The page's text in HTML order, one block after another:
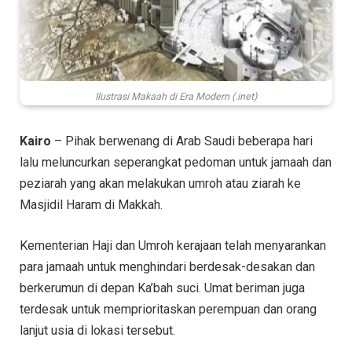
Ilustrasi Makaah di Era Modern (.inet)
Kairo – Pihak berwenang di Arab Saudi beberapa hari
lalu meluncurkan seperangkat pedoman untuk jamaah dan
peziarah yang akan melakukan umroh atau ziarah ke
Masjidil Haram di Makkah.
Kementerian Haji dan Umroh kerajaan telah menyarankan
para jamaah untuk menghindari berdesak-desakan dan
berkerumun di depan Ka’bah suci. Umat beriman juga
terdesak untuk memprioritaskan perempuan dan orang
lanjut usia di lokasi tersebut.